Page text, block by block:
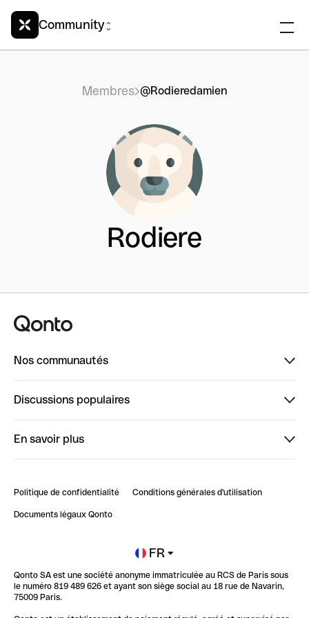
Community
Membres @Rodieredamien
Rodiere
Nos communautés
ClubQonto
Discussions populaires
Impact de l'IA sur les carrières/productivité
En savoir plus
Blog
Newsroom
Glossaire finance
Politique de confidentialité Conditions générales d'utilisation
Documents légaux Qonto
FR
Qonto SA est une société anonyme immatriculée au RCS de Paris sous
le numéro 819 489 626 et ayant son siège social au 18 rue de Navarin,
75009 Paris.